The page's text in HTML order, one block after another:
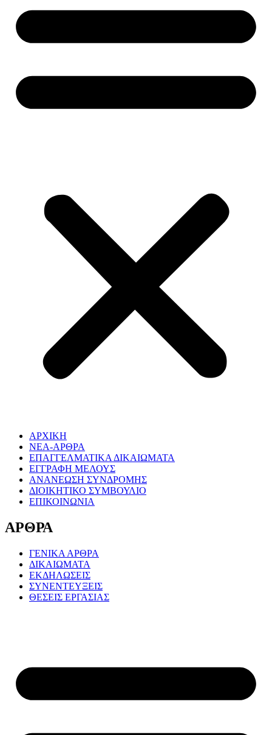
ΑΡΧΙΚΗ
NEA-ΑΡΘΡΑ
ΕΠΑΓΓΕΛΜΑΤΙΚΑ ΔΙΚΑΙΩΜΑΤΑ
ΕΓΓΡΑΦΗ ΜΕΛΟΥΣ
ΑΝΑΝΕΩΣΗ ΣΥΝΔΡΟΜΗΣ
ΔΙΟΙΚΗΤΙΚΟ ΣΥΜΒΟΥΛΙΟ
ΕΠΙΚΟΙΝΩΝΙΑ
ΑΡΘΡΑ
ΓΕΝΙΚΑ ΑΡΘΡΑ
ΔΙΚΑΙΩΜΑΤΑ
ΕΚΔΗΛΩΣΕΙΣ
ΣΥΝΕΝΤΕΥΞΕΙΣ
ΘΕΣΕΙΣ ΕΡΓΑΣΙΑΣ